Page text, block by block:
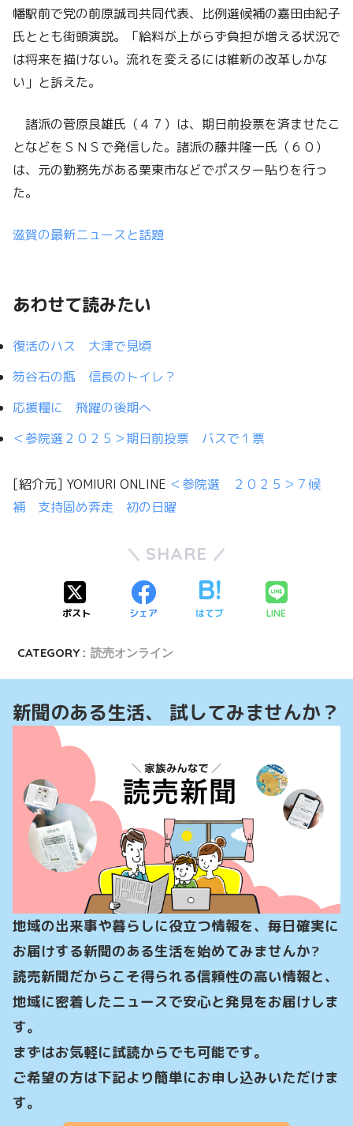
幡駅前で党の前原誠司共同代表、比例選候補の嘉田由紀子
氏ととも街頭演説。「給料が上がらず負担が増える状況で
は将来を描けない。流れを変えるには維新の改革しかな
い」と訴えた。
諸派の菅原良雄氏（４７）は、期日前投票を済ませたこ
となどをＳＮＳで発信した。諸派の藤井隆一氏（６０）
は、元の勤務先がある栗東市などでポスター貼りを行っ
た。
滋賀の最新ニュースと話題
あわせて読みたい
復活のハス 大津で見頃
笏谷石の瓶 信長のトイレ？
応援糧に 飛躍の後期へ
＜参院選２０２５＞期日前投票 バスで１票
[紹介元] YOMIURI ONLINE ＜参院選 ２０２５＞７候
補 支持固め奔走 初の日曜
SHARE
ポスト シェア はてブ LINE
CATEGORY : 読売オンライン
新聞のある生活、 試してみませんか？
地域の出来事や暮らしに役立つ情報を、毎日確実に
お届けする新聞のある生活を始めてみませんか?
読売新聞だからこそ得られる信頼性の高い情報と、
地域に密着したニュースで安心と発見をお届けしま
す。
まずはお気軽に試読からでも可能です。
ご希望の方は下記より簡単にお申し込みいただけま
す。